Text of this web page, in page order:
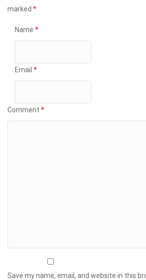
marked *
Name *
Email *
Comment *
Save my name, email, and website in this